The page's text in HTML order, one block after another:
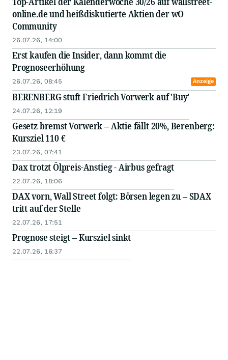
online.de und heißdiskutierte Aktien der wO
Community
26.07.26, 14:00
Erst kaufen die Insider, dann kommt die
Prognoseerhöhung
26.07.26, 08:45 Anzeige
BERENBERG stuft Friedrich Vorwerk auf 'Buy'
24.07.26, 12:19
Gesetz bremst Vorwerk – Aktie fällt 20%, Berenberg:
Kursziel 110 €
23.07.26, 07:41
Dax trotzt Ölpreis-Anstieg - Airbus gefragt
22.07.26, 18:06
DAX vorn, Wall Street folgt: Börsen legen zu – SDAX
tritt auf der Stelle
22.07.26, 17:51
Prognose steigt – Kursziel sinkt
22.07.26, 16:37